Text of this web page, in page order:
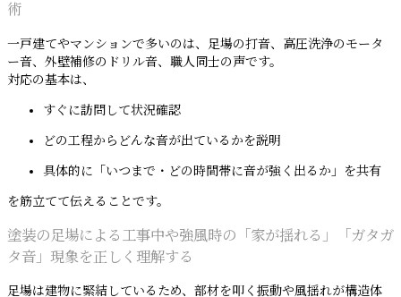
術
一戸建てやマンションで多いのは、足場の打音、高圧洗浄のモータ
ー音、外壁補修のドリル音、職人同士の声です。
対応の基本は、
すぐに訪問して状況確認
どの工程からどんな音が出ているかを説明
具体的に「いつまで・どの時間帯に音が強く出るか」を共有
を筋立てて伝えることです。
塗装の足場による工事中や強風時の「家が揺れる」「ガタガ
タ音」現象を正しく理解する
足場は建物に緊結しているため、部材を叩く振動や風揺れが構造体